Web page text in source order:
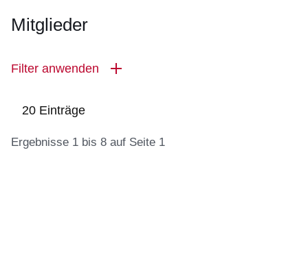
Mitglieder
Filter anwenden
20 Einträge
Ergebnisse 1 bis 8 auf Seite 1